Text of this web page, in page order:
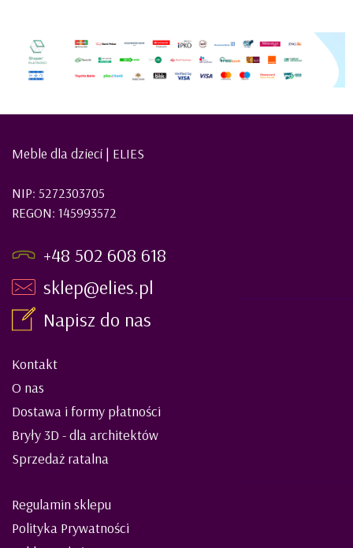
Meble dla dzieci | ELIES
NIP: 5272303705
REGON: 145993572
+48 502 608 618
sklep@elies.pl
Napisz do nas
Kontakt
O nas
Dostawa i formy płatności
Bryły 3D - dla architektów
Sprzedaż ratalna
Regulamin sklepu
Polityka Prywatności